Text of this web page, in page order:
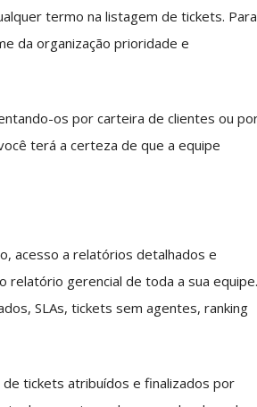
termo na listagem de tickets. Para
da organização prioridade e
os por carteira de clientes ou
terá a certeza de que a equipe
acesso a relatórios detalhados e
relatório gerencial de toda a sua equipe.
SLAs, tickets sem agentes, ranking
tickets atribuídos e finalizados por